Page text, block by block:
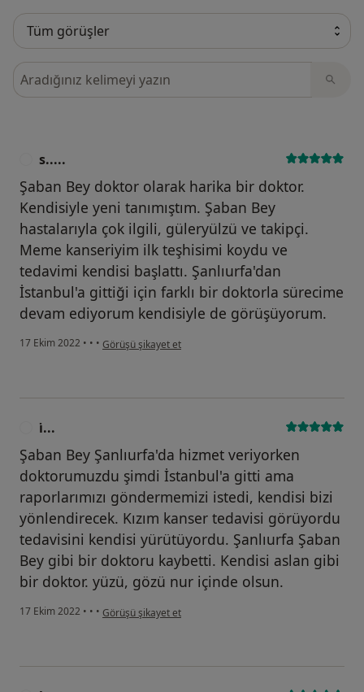
Görüşler içerisinde ara
s.....
Şaban Bey doktor olarak harika bir doktor.
Kendisiyle yeni tanımıştım. Şaban Bey
hastalarıyla çok ilgili, güleryülzü ve takipçi.
Meme kanseriyim ilk teşhisimi koydu ve
tedavimi kendisi başlattı. Şanlıurfa'dan
İstanbul'a gittiği için farklı bir doktorla sürecime
devam ediyorum kendisiyle de görüşüyorum.
17 Ekim 2022 • • • kullanıcının görüşüne göre s.....
Görüşü şikayet et
i̇...
Şaban Bey Şanlıurfa'da hizmet veriyorken
doktorumuzdu şimdi İstanbul'a gitti ama
raporlarımızı göndermemizi istedi, kendisi bizi
yönlendirecek. Kızım kanser tedavisi görüyordu
tedavisini kendisi yürütüyordu. Şanlıurfa Şaban
Bey gibi bir doktoru kaybetti. Kendisi aslan gibi
bir doktor. yüzü, gözü nur içinde olsun.
17 Ekim 2022 • • • kullanıcının görüşüne göre i̇...
Görüşü şikayet et